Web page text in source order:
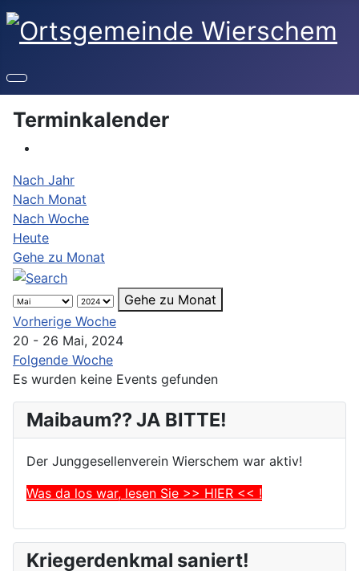
Maibaum?? JA BITTE!
Der Junggesellenverein Wierschem war aktiv!
Was da los war, lesen Sie >> HIER << !
Kriegerdenkmal saniert!
Terminkalender
Nach Jahr
Nach Monat
Nach Woche
Heute
Gehe zu Monat
Gehe zu Monat
Vorherige Woche
20 - 26 Mai, 2024
Folgende Woche
Es wurden keine Events gefunden